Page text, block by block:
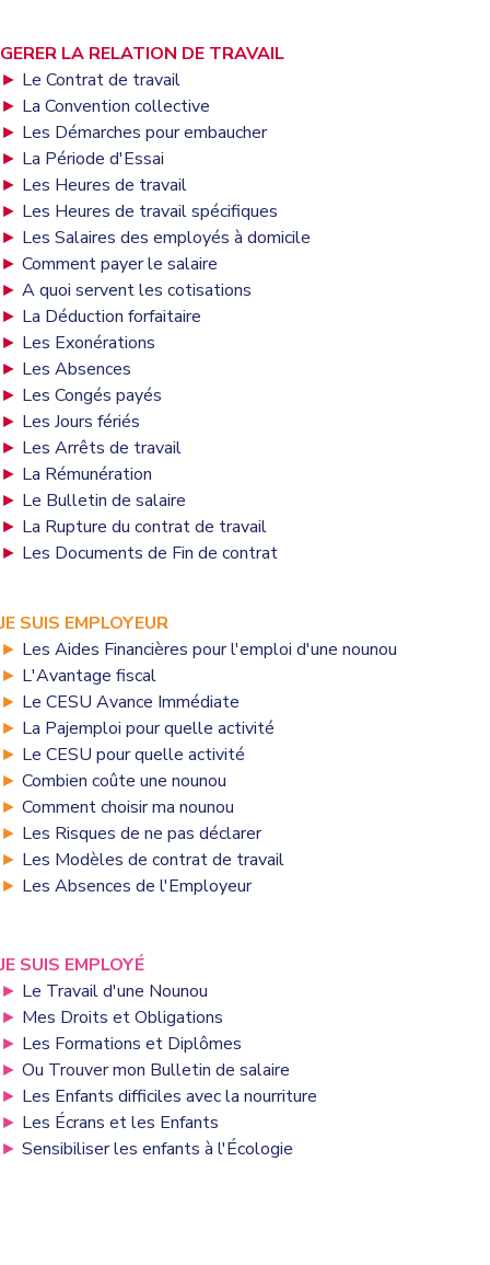
GERER LA RELATION DE TRAVAIL
► Le Contrat de travail
► La Convention collective
► Les Démarches pour embaucher
► La Période d'Essai
► Les Heures de travail
► Les Heures de travail spécifiques
► Les Salaires des employés à domicile
► Comment payer le salaire
► A quoi servent les cotisations
► La Déduction forfaitaire
► Les Exonérations
► Les Absences
► Les Congés payés
► Les Jours fériés
► Les Arrêts de travail
► La Rémunération
► Le Bulletin de salaire
► La Rupture du contrat de travail
► Les Documents de Fin de contrat
JE SUIS EMPLOYEUR
► Les Aides Financières pour l'emploi d'une nounou
► L'Avantage fiscal
► Le CESU Avance Immédiate
► La Pajemploi pour quelle activité
► Le CESU pour quelle activité
► Combien coûte une nounou
► Comment choisir ma nounou
► Les Risques de ne pas déclarer
► Les Modèles de contrat de travail
► Les Absences de l'Employeur
JE SUIS EMPLOYÉ
► Le Travail d'une Nounou
► Mes Droits et Obligations
► Les Formations et Diplômes
► Ou Trouver mon Bulletin de salaire
► Les Enfants difficiles avec la nourriture
► Les Écrans et les Enfants
► Sensibiliser les enfants à l'Écologie